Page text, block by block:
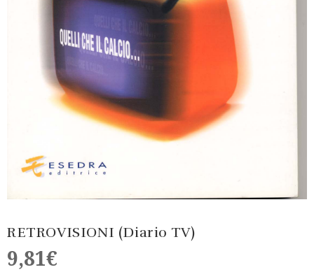
RETROVISIONI (Diario TV)
9,81€